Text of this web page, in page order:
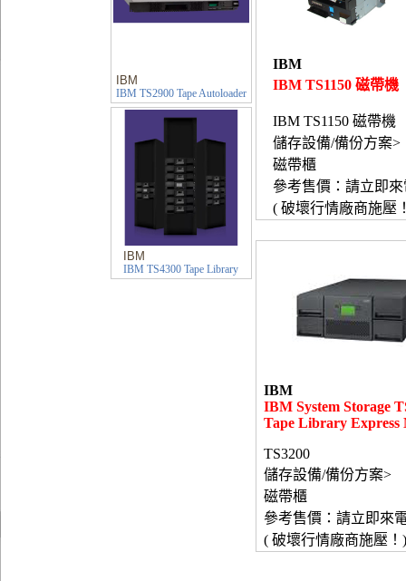
IBM
IBM TS2900 Tape Autoloader
IBM
IBM TS4300 Tape Library
IBM
IBM TS1150 磁帶機
IBM TS1150 磁帶機
儲存設備/備份方案>
磁帶櫃
參考售價：請立即
( 破壞行情廠商施壓
IBM
IBM System Storage
Tape Library Express
TS3200
儲存設備/備份方案>
磁帶櫃
參考售價：請立即來
( 破壞行情廠商施壓！)